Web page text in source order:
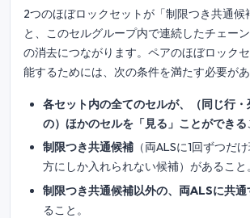
2つのほぼロックセットが「制限つき共通候
と、このセルグループ内で連続したチェー
の消去につながります。ペアのほぼロック
能するためには、次の条件を満たす必要があ
各セット内の全てのセルが、（同じ行
の）ほかのセルを「見る」ことができる
制限つき共通候補 （両ALSに1回ずつだ
方にしか入れられない候補）があること。
制限つき共通候補以外の、両ALSに共通
ること。